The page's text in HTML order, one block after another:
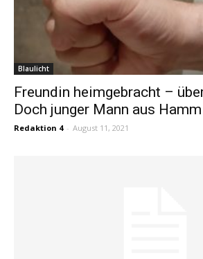
Blaulicht
Freundin heimgebracht –
Doch junger Mann aus
Redaktion 4 - August 11, 2021